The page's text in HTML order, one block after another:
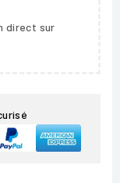
direct sur